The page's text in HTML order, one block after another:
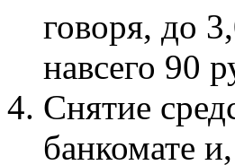
говоря, до
навсего 90
Снятие
банкомате